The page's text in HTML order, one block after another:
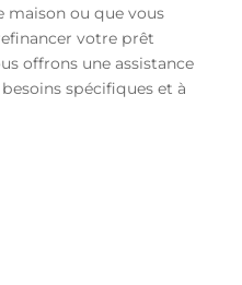
maison ou que vous
votre prêt
offrons une assistance
spécifiques et à